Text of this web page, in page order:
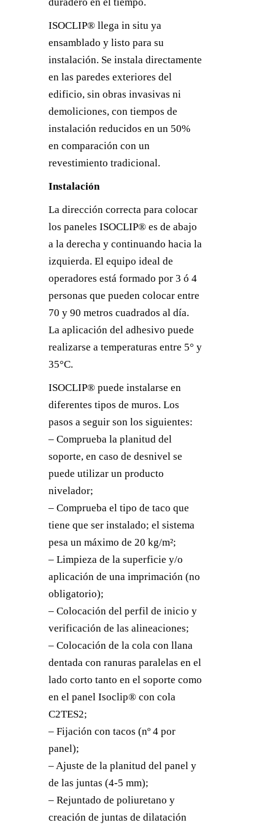
ISOCLIP® llega in situ ya
ensamblado y listo para su
instalación. Se instala directamente
en las paredes exteriores del
edificio, sin obras invasivas ni
demoliciones, con tiempos de
instalación reducidos en un 50%
en comparación con un
revestimiento tradicional.
Instalación
La dirección correcta para colocar
los paneles ISOCLIP® es de abajo
a la derecha y continuando hacia la
izquierda. El equipo ideal de
operadores está formado por 3 ó 4
personas que pueden colocar entre
70 y 90 metros cuadrados al día.
La aplicación del adhesivo puede
realizarse a temperaturas entre 5° y
35°C.
ISOCLIP® puede instalarse en
diferentes tipos de muros. Los
pasos a seguir son los siguientes:
– Comprueba la planitud del
soporte, en caso de desnivel se
puede utilizar un producto
nivelador;
– Comprueba el tipo de taco que
tiene que ser instalado; el sistema
pesa un máximo de 20 kg/m²;
– Limpieza de la superficie y/o
aplicación de una imprimación (no
obligatorio);
– Colocación del perfil de inicio y
verificación de las alineaciones;
– Colocación de la cola con llana
dentada con ranuras paralelas en el
lado corto tanto en el soporte como
en el panel Isoclip® con cola
C2TES2;
– Fijación con tacos (nº 4 por
panel);
– Ajuste de la planitud del panel y
de las juntas (4-5 mm);
– Rejuntado de poliuretano y
creación de juntas de dilatación